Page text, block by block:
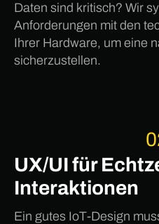
Daten sind kritisch? Wir
Anforderungen mit den
Ihrer Hardware, um eine
sicherzustellen.
UX/UI für
Interaktionen
Ein gutes IoT-Design